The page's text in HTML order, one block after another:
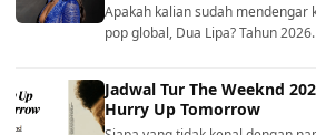
Apakah kalian sudah
pop global, Dua Lipa? Tahun
Jadwal Tur The Weeknd
Hurry Up Tomorrow